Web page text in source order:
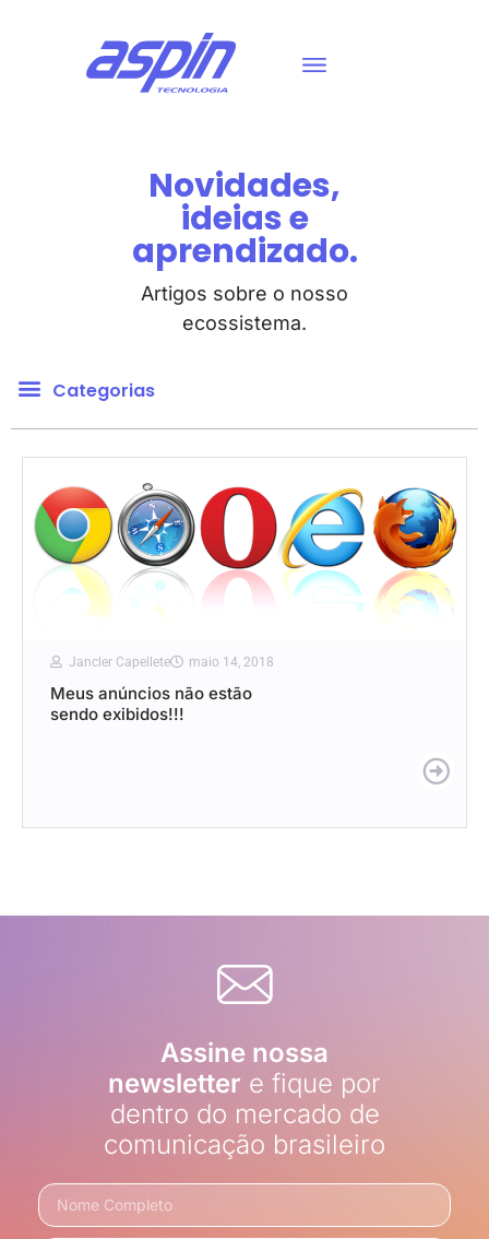
Novidades,
ideias e
aprendizado.
Artigos sobre o nosso
ecossistema.
Categorias
Jancler Capellete maio 14, 2018
Meus anúncios não estão
sendo exibidos!!!
Assine nossa
newsletter e fique por
dentro do mercado de
comunicação brasileiro